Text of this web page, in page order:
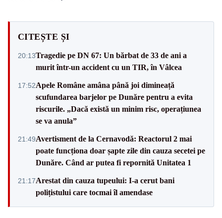
CITEȘTE ȘI
20:13Tragedie pe DN 67: Un bărbat de 33 de ani a
murit într-un accident cu un TIR, în Vâlcea
17:52Apele Române amâna până joi dimineață
scufundarea barjelor pe Dunăre pentru a evita
riscurile. „Dacă există un minim risc, operațiunea
se va anula”
21:49Avertisment de la Cernavodă: Reactorul 2 mai
poate funcționa doar șapte zile din cauza secetei pe
Dunăre. Când ar putea fi repornită Unitatea 1
21:17Arestat din cauza tupeului: I-a cerut bani
polițistului care tocmai îl amendase